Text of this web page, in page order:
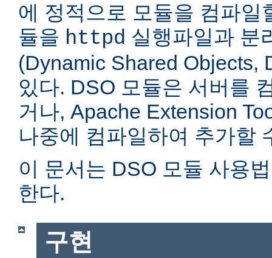
에 정적으로 모듈을 컴파일
듈을 httpd 실행파일과 분
(Dynamic Shared Objects,
있다. DSO 모듈은 서버를
거나, Apache Extension
나중에 컴파일하여 추가할
이 문서는 DSO 모듈 사용
한다.
구현